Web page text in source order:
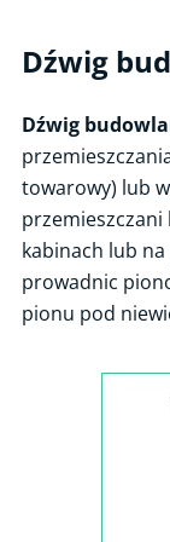
Urządzenia
Urządzenie do
Dźwig
do kabiny
Dźwig
Podest
Suwnice,
Żuraw
Dźwignik o
Podest
Dźwig
Dźwig
towarowy) lub
przemieszczani
kabinach lub
prowadnic
pionu pod